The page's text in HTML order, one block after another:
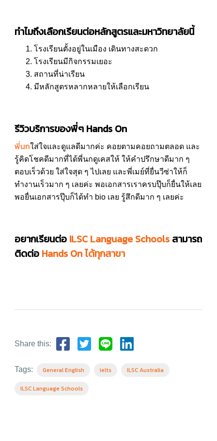
ทำไมถึงเลือกเรียนต่อหลักสูตรและมหาวิทยาลัยนี้
โรงเรียนตั้งอยู่ในเมือง เดินทางสะดวก
โรงเรียนมีกิจกรรม​เยอะ
สถานที่น่าเรียน
มีหลักสูตร​หลากหลายให้เลือกเรียน
รีวิวบริการของพี่ๆ Hands On
พี่นกใส่ใจและดูแลดีมากค่ะ คอยตามคอยถามตลอด และ
รู้คิดโชคดี​มากที่ได้พี่นกดูเคสให้ ให้คำปรึกษาดีมาก ๆ
ตอบเร็วด้วย ใส่ใจสุด ๆ ไปเลย และพี่เมย์ที่ยื่นวีซ่าให้ก็
ทำงานเร็วมาก ๆ เลยค่ะ พอเอกสารเราครบปุ๊บก็ยื่นให้เลย
พอยื่นเอกสารปุ๊บก็ได้ทำ bio เลย รู้สึกดีมาก ๆ เลยค่ะ
อยากเรียนต่อ ILSC Language Schools สามารถ
ติดต่อ Hands On ได้ทุกสาขา
Share this:
Tags: General English ielts ILSC Australia
ILSC Language Schools